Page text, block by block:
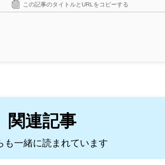
この記事のタイトルとURLをコピーする
関連記事
も一緒に読まれています